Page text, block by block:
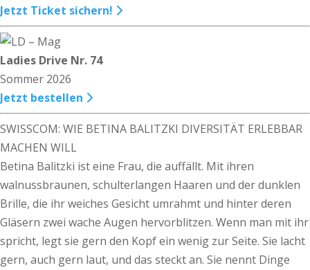
Jetzt Ticket sichern!
Ladies Drive Nr. 74
Sommer 2026
Jetzt bestellen
SWISSCOM: WIE BETINA BALITZKI DIVERSITÄT ERLEBBAR
MACHEN WILL
Betina Balitzki ist eine Frau, die auffällt. Mit ihren
walnussbraunen, schulterlangen Haaren und der dunklen
Brille, die ihr weiches Gesicht umrahmt und hinter deren
Gläsern zwei wache Augen hervorblitzen. Wenn man mit ihr
spricht, legt sie gern den Kopf ein wenig zur Seite. Sie lacht
gern, auch gern laut, und das steckt an. Sie nennt Dinge